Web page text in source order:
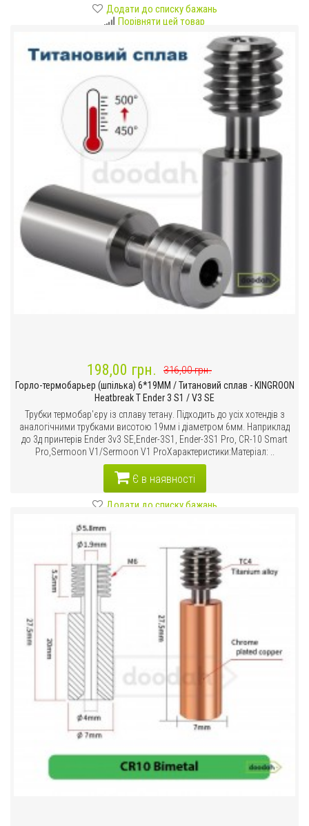
Додати до списку бажань
Порівняти цей товар
198,00 грн. 316,00 грн.
Горло-термобарьер (шпілька) 6*19MM / Титановий сплав - KINGROON
Heatbreak T Ender 3 S1 / V3 SE
Трубки термобар'єру із сплаву тетану. Підходить до усіх хотендів з
аналогічними трубками висотою 19мм і діаметром 6мм. Наприклад
до 3д принтерів Ender 3v3 SE,Ender-3S1, Ender-3S1 Pro, CR-10 Smart
Pro,Sermoon V1/Sermoon V1 ProХарактеристики:Матеріал: ..
Є в наявності
Додати до списку бажань